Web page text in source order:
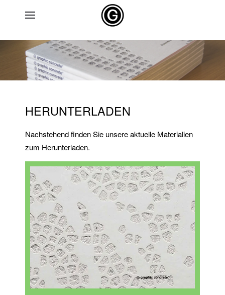
HERUNTERLADEN
Nachstehend finden Sie unsere aktuelle Materialien
zum Herunterladen.